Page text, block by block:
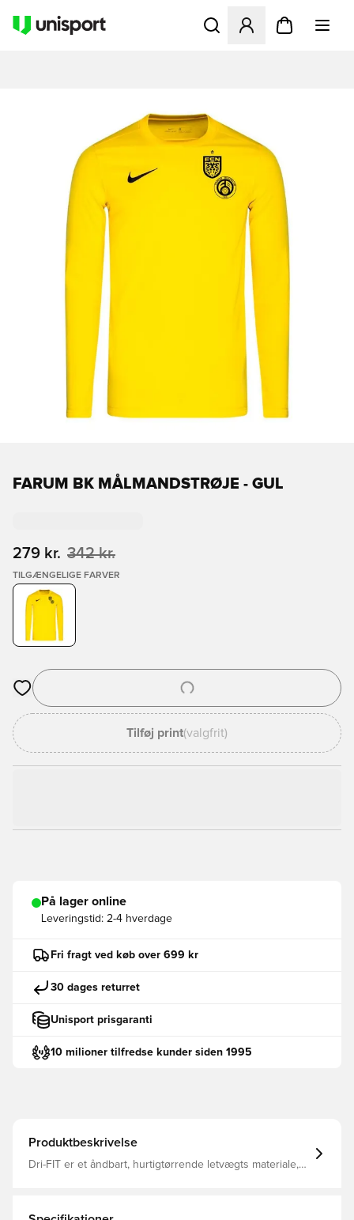
Åbner en Modal til at
FARUM BK MÅLMANDSTRØJE - GUL
279 kr. 342 kr.
TILGÆNGELIGE FARVER
Åbner en Modal til at logge ind eller tilmelde dig som medlem
Tilføj print(valgfrit)
På lager online
Leveringstid: 2-4 hverdage
Fri fragt ved køb over 699 kr
30 dages returret
Unisport prisgaranti
10 milioner tilfredse kunder siden 1995
Produktbeskrivelse
Dri-FIT er et åndbart, hurtigtørrende letvægts materiale,
100% polyester.